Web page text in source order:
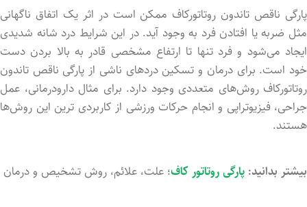
پارگی ناقص تاندون روتاتورکاف ممکن است در اثر یک اتفاق ناگهانی
مثل ضربه یا افتادن فرد به وجود آید. در این شرایط درد شانه شدیدی
ایجاد‌ می‌شود و فرد تنها تا ارتفاع مشخصی قادر به بالا بردن دست
خود است. برای درمان و تسکین درد‌های ناشی از پارگی ناقص تاندون
روتاتورکاف روش‌های متعددی وجود دارد. برای مثال دارودرمانی، عمل
جراحی، فیزیوتراپی و انجام حرکات ورزشی از کاربردی ترین این روش‌ها
هستند.
بیشتر بدانید: پارگی روتاتور کاف؛ علت، علائم، روش تشخیص و درمان